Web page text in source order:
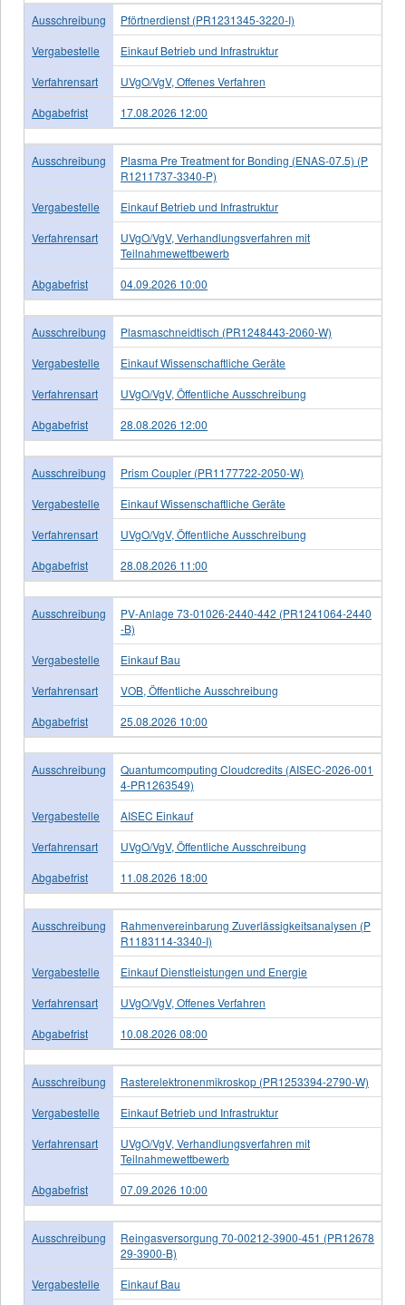
Ausschreibung
Pförtnerdienst (PR1231345-3220-I)
Vergabestelle
Einkauf Betrieb und Infrastruktur
Verfahrensart
UVgO/VgV, Offenes Verfahren
Abgabefrist
17.08.2026 12:00
Ausschreibung
Plasma Pre Treatment for Bonding (ENAS-07.5) (P
R1211737-3340-P)
Vergabestelle
Einkauf Betrieb und Infrastruktur
Verfahrensart
UVgO/VgV, Verhandlungsverfahren mit
Teilnahmewettbewerb
Abgabefrist
04.09.2026 10:00
Ausschreibung
Plasmaschneidtisch (PR1248443-2060-W)
Vergabestelle
Einkauf Wissenschaftliche Geräte
Verfahrensart
UVgO/VgV, Öffentliche Ausschreibung
Abgabefrist
28.08.2026 12:00
Ausschreibung
Prism Coupler (PR1177722-2050-W)
Vergabestelle
Einkauf Wissenschaftliche Geräte
Verfahrensart
UVgO/VgV, Öffentliche Ausschreibung
Abgabefrist
28.08.2026 11:00
Ausschreibung
PV-Anlage 73-01026-2440-442 (PR1241064-2440
-B)
Vergabestelle
Einkauf Bau
Verfahrensart
VOB, Öffentliche Ausschreibung
Abgabefrist
25.08.2026 10:00
Ausschreibung
Quantumcomputing Cloudcredits (AISEC-2026-001
4-PR1263549)
Vergabestelle
AISEC Einkauf
Verfahrensart
UVgO/VgV, Öffentliche Ausschreibung
Abgabefrist
11.08.2026 18:00
Ausschreibung
Rahmenvereinbarung Zuverlässigkeitsanalysen (P
R1183114-3340-I)
Vergabestelle
Einkauf Dienstleistungen und Energie
Verfahrensart
UVgO/VgV, Offenes Verfahren
Abgabefrist
10.08.2026 08:00
Ausschreibung
Rasterelektronenmikroskop (PR1253394-2790-W)
Vergabestelle
Einkauf Betrieb und Infrastruktur
Verfahrensart
UVgO/VgV, Verhandlungsverfahren mit
Teilnahmewettbewerb
Abgabefrist
07.09.2026 10:00
Ausschreibung
Reingasversorgung 70-00212-3900-451 (PR12678
29-3900-B)
Vergabestelle
Einkauf Bau